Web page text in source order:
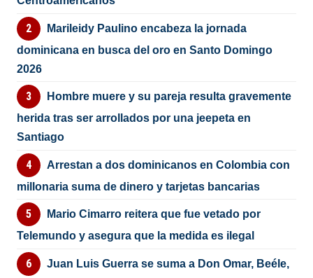
Marileidy Paulino encabeza la jornada
dominicana en busca del oro en Santo Domingo
2026
Hombre muere y su pareja resulta gravemente
herida tras ser arrollados por una jeepeta en
Santiago
Arrestan a dos dominicanos en Colombia con
millonaria suma de dinero y tarjetas bancarias
Mario Cimarro reitera que fue vetado por
Telemundo y asegura que la medida es ilegal
Juan Luis Guerra se suma a Don Omar, Beéle,